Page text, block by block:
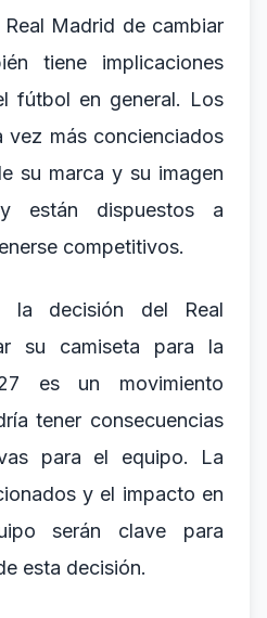
Madrid de cambiar
tiene implicaciones
fútbol en general. Los
vez más concienciados
su marca y su imagen
están dispuestos a
competitivos.
la decisión del Real
su camiseta para la
es un movimiento
tener consecuencias
para el equipo. La
y el impacto en
serán clave para
esta decisión.